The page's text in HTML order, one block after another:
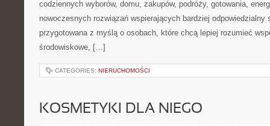
codziennych wyborów, domu, zakupów, podróży, gotowania,
nowoczesnych rozwiązań wspierających bardziej odpowiedzialny
przygotowana z myślą o osobach, które chcą lepiej rozumieć
środowiskowe, […]
CATEGORIES: NIERUCHOMOŚCI
KOSMETYKI DLA NIEGO